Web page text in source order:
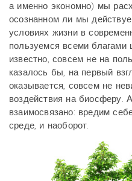
а именно экономно) мы
осознанном ли мы
условиях жизни в
пользуемся всеми благами
известно, совсем не на
казалось бы, на первый
оказывается, совсем не
воздействия на биосферу.
взаимосвязано: вредим
среде, и наоборот.